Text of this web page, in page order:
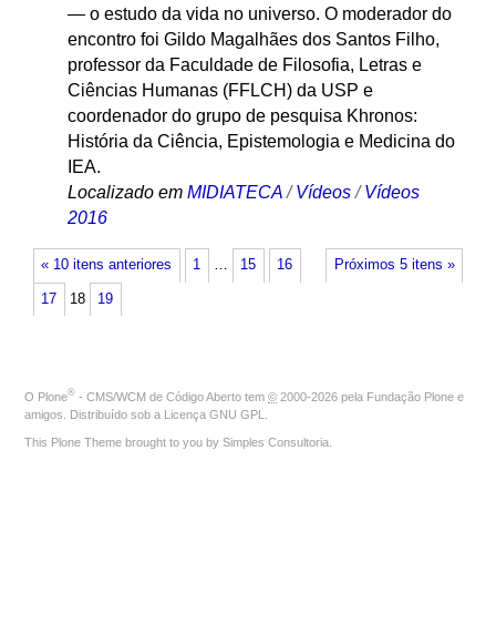
— o estudo da vida no universo. O moderador do
encontro foi Gildo Magalhães dos Santos Filho,
professor da Faculdade de Filosofia, Letras e
Ciências Humanas (FFLCH) da USP e
coordenador do grupo de pesquisa Khronos:
História da Ciência, Epistemologia e Medicina do
IEA.
Localizado em MIDIATECA /Vídeos /Vídeos
2016
« 10 itens anteriores Próximos 5 itens »
1 … 15 16
17 18 19
O Plone® - CMS/WCM de Código Aberto tem © 2000-2026 pela Fundação Plone e
amigos. Distribuído sob a Licença GNU GPL
This Plone Theme brought to you by Simples Consultoria